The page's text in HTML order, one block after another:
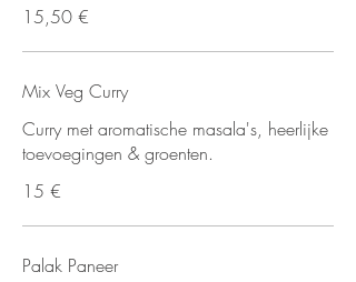
15,50 €
Mix Veg Curry
Curry met aromatische masala's, heerlijke
toevoegingen & groenten.
15 €
Palak Paneer